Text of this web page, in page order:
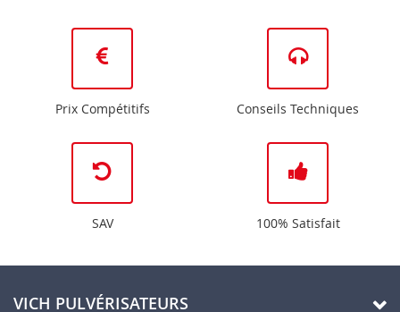
Prix Compétitifs Conseils Techniques
SAV 100% Satisfait
VICH PULVÉRISATEURS